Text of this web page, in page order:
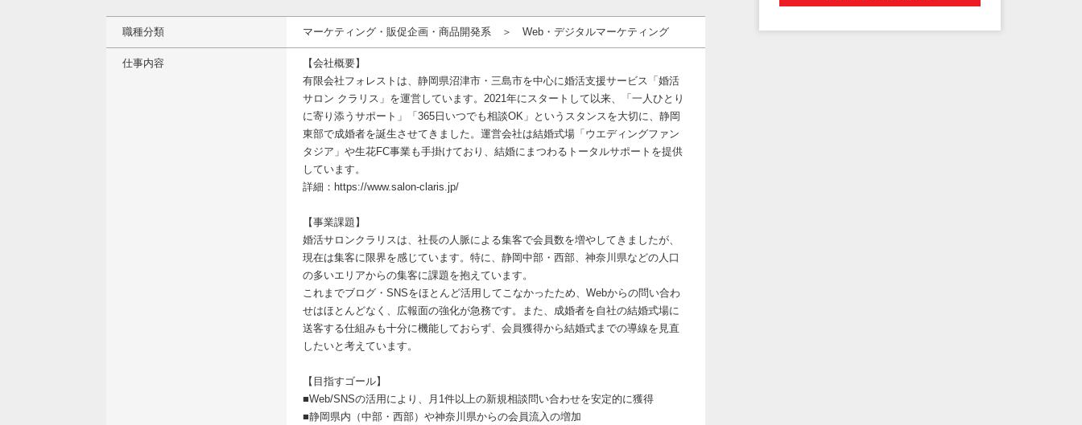
職種分類 マーケティング・販促企画・商品開発系 ＞ Web・デジタルマーケティング
仕事内容
【会社概要】
有限会社フォレストは、静岡県沼津市・三島市を中心に婚活支援サービス「婚活
サロン クラリス」を運営しています。2021年にスタートして以来、「一人ひとり
に寄り添うサポート」「365日いつでも相談OK」というスタンスを大切に、静岡
東部で成婚者を誕生させてきました。運営会社は結婚式場「ウエディングファン
タジア」や生花FC事業も手掛けており、結婚にまつわるトータルサポートを提供
しています。
詳細：https://www.salon-claris.jp/
【事業課題】
婚活サロンクラリスは、社長の人脈による集客で会員数を増やしてきましたが、
現在は集客に限界を感じています。特に、静岡中部・西部、神奈川県などの人口
の多いエリアからの集客に課題を抱えています。
これまでブログ・SNSをほとんど活用してこなかったため、Webからの問い合わ
せはほとんどなく、広報面の強化が急務です。また、成婚者を自社の結婚式場に
送客する仕組みも十分に機能しておらず、会員獲得から結婚式までの導線を見直
したいと考えています。
【目指すゴール】
■Web/SNSの活用により、月1件以上の新規相談問い合わせを安定的に獲得
■静岡県内（中部・西部）や神奈川県からの会員流入の増加